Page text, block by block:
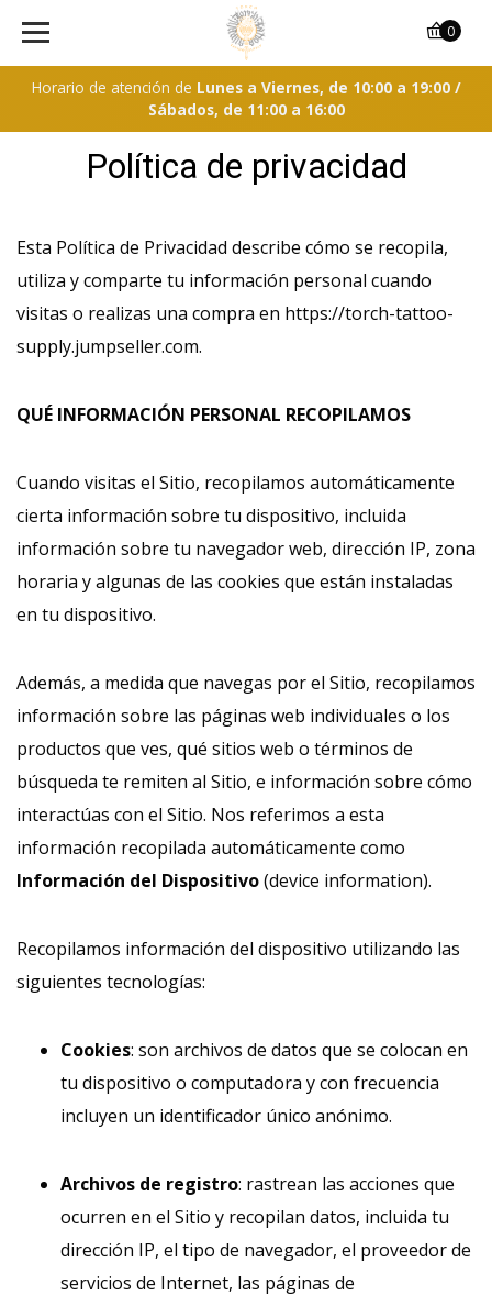
Horario de atención de Lunes a Viernes, de 10:00 a 19:00 /
Sábados, de 11:00 a 16:00
0
Política de privacidad
Esta Política de Privacidad describe cómo se recopila,
utiliza y comparte tu información personal cuando
visitas o realizas una compra en https://torch-tattoo-
supply.jumpseller.com.
QUÉ INFORMACIÓN PERSONAL RECOPILAMOS
Cuando visitas el Sitio, recopilamos automáticamente
cierta información sobre tu dispositivo, incluida
información sobre tu navegador web, dirección IP, zona
horaria y algunas de las cookies que están instaladas
en tu dispositivo.
Además, a medida que navegas por el Sitio, recopilamos
información sobre las páginas web individuales o los
productos que ves, qué sitios web o términos de
búsqueda te remiten al Sitio, e información sobre cómo
interactúas con el Sitio. Nos referimos a esta
información recopilada automáticamente como
Información del Dispositivo(device information).
Recopilamos información del dispositivo utilizando las
siguientes tecnologías:
Cookies: son archivos de datos que se colocan en
tu dispositivo o computadora y con frecuencia
incluyen un identificador único anónimo.
Archivos de registro: rastrean las acciones que
ocurren en el Sitio y recopilan datos, incluida tu
dirección IP, el tipo de navegador, el proveedor de
servicios de Internet, las páginas de